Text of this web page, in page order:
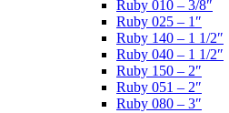
Ruby 010 – 3/8″
Ruby 025 – 1″
Ruby 140 – 1 1/2″
Ruby 040 – 1 1/2″
Ruby 150 – 2″
Ruby 051 – 2″
Ruby 080 – 3″